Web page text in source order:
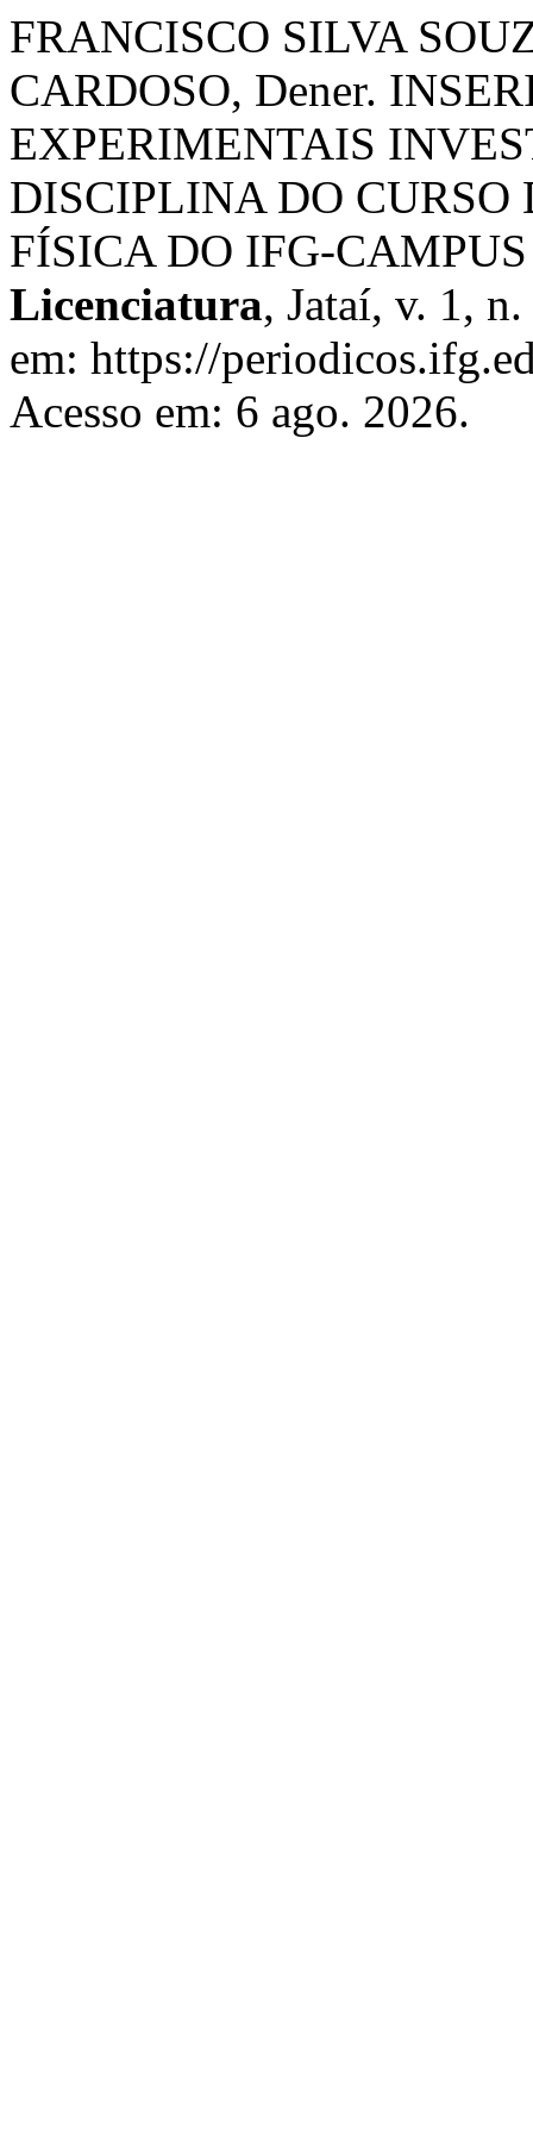
FRANCISCO SILVA
CARDOSO, Dener.
EXPERIMENTAIS
DISCIPLINA DO
FÍSICA DO IFG-
Licenciatura, Jataí, v. 1,
em: https://
Acesso em: 6 ago. 2026.